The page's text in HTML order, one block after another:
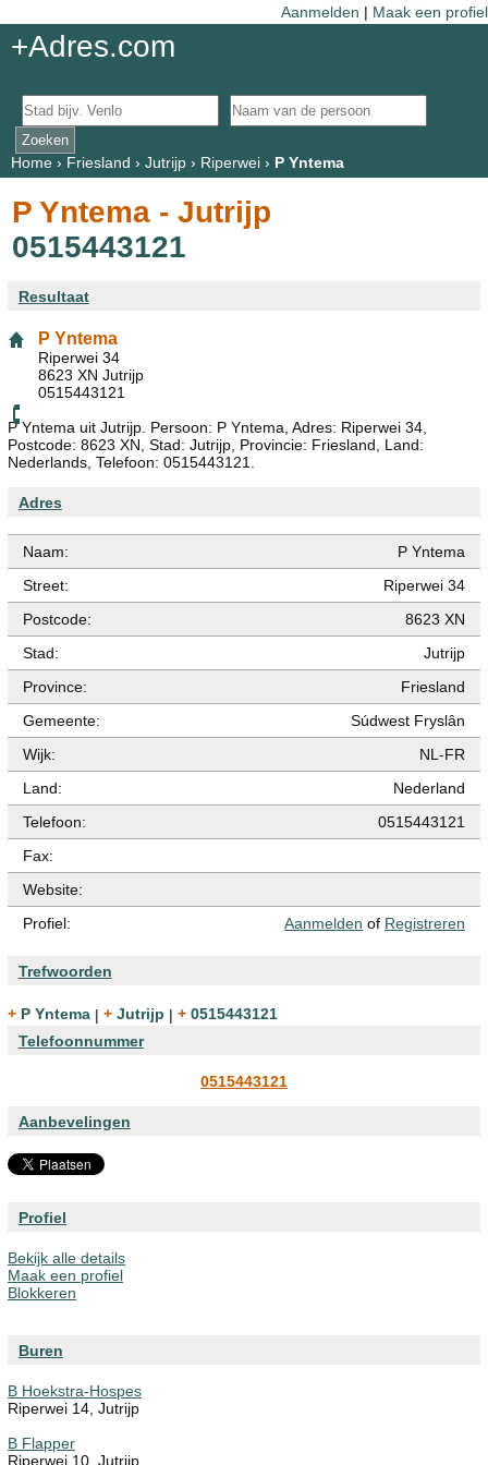
Aanmelden | Maak een profiel
+Adres.com
Home› Friesland › Jutrijp› Riperwei› P Yntema
P Yntema - Jutrijp
0515443121
Resultaat
P Yntema
Riperwei 34
8623 XN Jutrijp
0515443121
P Yntema uit Jutrijp. Persoon: P Yntema, Adres: Riperwei 34,
Postcode: 8623 XN, Stad: Jutrijp, Provincie: Friesland, Land:
Nederlands, Telefoon: 0515443121.
Adres
Naam:
P Yntema
Street:
Riperwei 34
Postcode:
8623 XN
Stad:
Jutrijp
Province:
Friesland
Gemeente:
Súdwest Fryslân
Wijk:
NL-FR
Land:
Nederland
Telefoon:
0515443121
Fax:
Website:
Profiel:
Aanmelden of Registreren
Trefwoorden
+ P Yntema | + Jutrijp |
+ 0515443121
Telefoonnummer
0515443121
Aanbevelingen
Profiel
Bekijk alle details
Maak een profiel
Blokkeren
Buren
B Hoekstra-Hospes
Riperwei 14, Jutrijp
B Flapper
Riperwei 10, Jutrijp